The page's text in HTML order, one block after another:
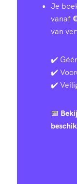
Je
vanaf
van
✔️
✔️
✔️
📅